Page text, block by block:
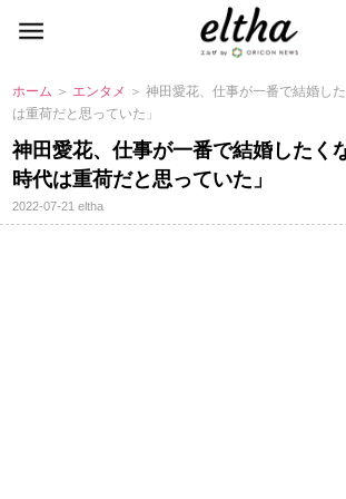
ホーム ＞ エンタメ ＞ 神田愛花、仕事が一番で結婚し
は重荷だと思っていた」
神田愛花、仕事が一番で結婚したく
時代は重荷だと思っていた」
2022-07-21eltha